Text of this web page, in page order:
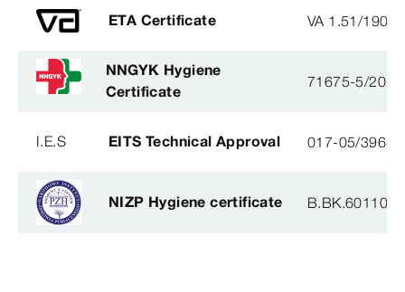
ETA Certificate VA 1.51/19005
NNGYK Hygiene
Certificate
71675-5/
I.E.S EITS Technical Approval 017-05/3963-
NIZP Hygiene certificate